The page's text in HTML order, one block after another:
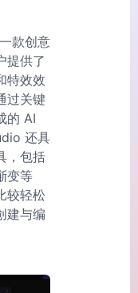
款创意
提供了
特效效
过关键
的 AI
还具
，包括
变等
较轻松
建与编